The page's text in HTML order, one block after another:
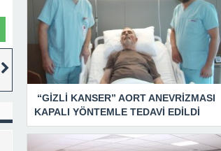
“GİZLİ KANSER” AORT ANEVRİZMASI
KAPALI YÖNTEMLE TEDAVİ EDİLDİ